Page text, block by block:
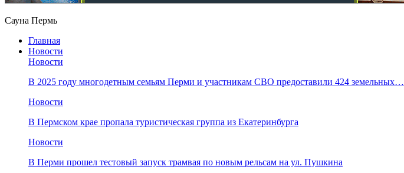
Сауна Пермь
Главная
Новости
Новости
В 2025 году многодетным семьям Перми и участникам СВО предоставили 424 земельных…
Новости
​В Пермском крае пропала туристическая группа из Екатеринбурга
Новости
В Перми прошел тестовый запуск трамвая по новым рельсам на ул. Пушкина